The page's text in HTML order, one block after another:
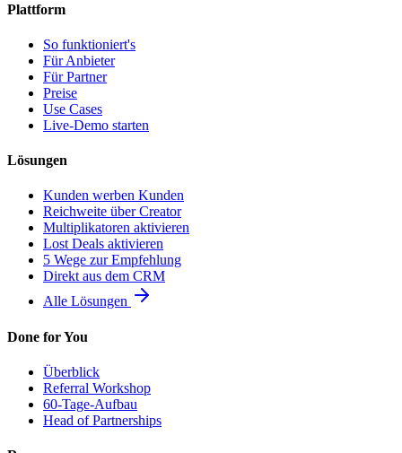
Plattform
So funktioniert's
Für Anbieter
Für Partner
Preise
Use Cases
Live-Demo starten
Lösungen
Kunden werben Kunden
Reichweite über Creator
Multiplikatoren aktivieren
Lost Deals aktivieren
5 Wege zur Empfehlung
Direkt aus dem CRM
Alle Lösungen
Done for You
Überblick
Referral Workshop
60-Tage-Aufbau
Head of Partnerships